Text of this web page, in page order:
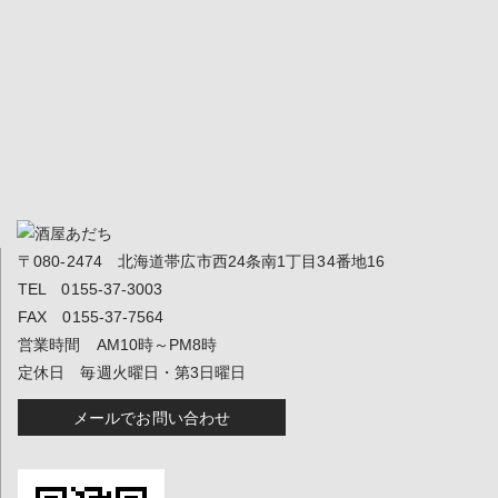
〒080-2474 北海道帯広市西24条南1丁目34番地16
TEL 0155-37-3003
FAX 0155-37-7564
営業時間 AM10時～PM8時
定休日 毎週火曜日・第3日曜日
メールでお問い合わせ